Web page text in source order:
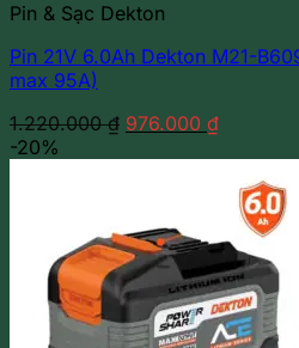
Pin & Sạc Dekton
Pin 21V 6.0Ah Dekton M21-
max 95A)
1.220.000₫ Giá
1.220.000 ₫.
976.000 ₫Giá
976.000
-20%